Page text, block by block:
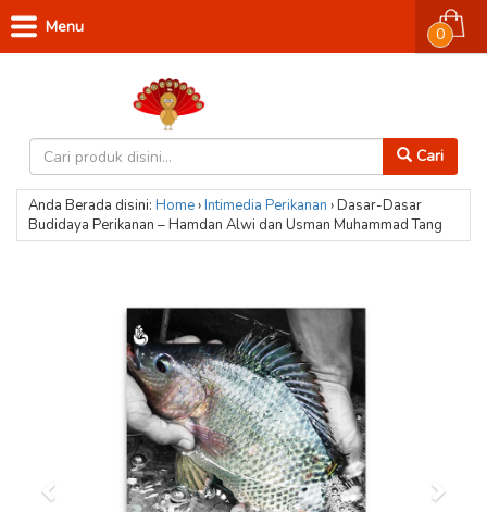
Cari
0
Menu
Anda Berada disini: Home›Intimedia Perikanan ›Dasar-Dasar
Budidaya Perikanan – Hamdan Alwi dan Usman Muhammad Tang